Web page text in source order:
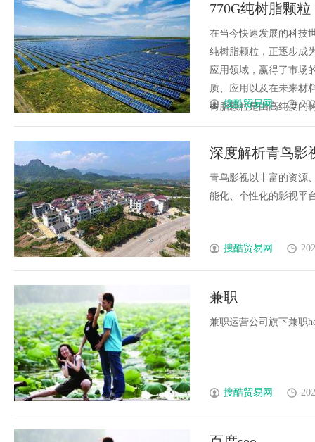
770G纯树脂颗
在当今快速发展的科技
纯树脂颗粒，正逐步成
应用领域，赢得了市场
质、应用以及在未来材
树脂颗粒是由高纯度的
搜酷贸易网
深度解析青鸟影
青鸟影视以丰富的资源
能化、个性化的影视平
搜酷贸易网
兼职
兼职运营公司旗下兼职
搜酷贸易网
应用前景 查背后的